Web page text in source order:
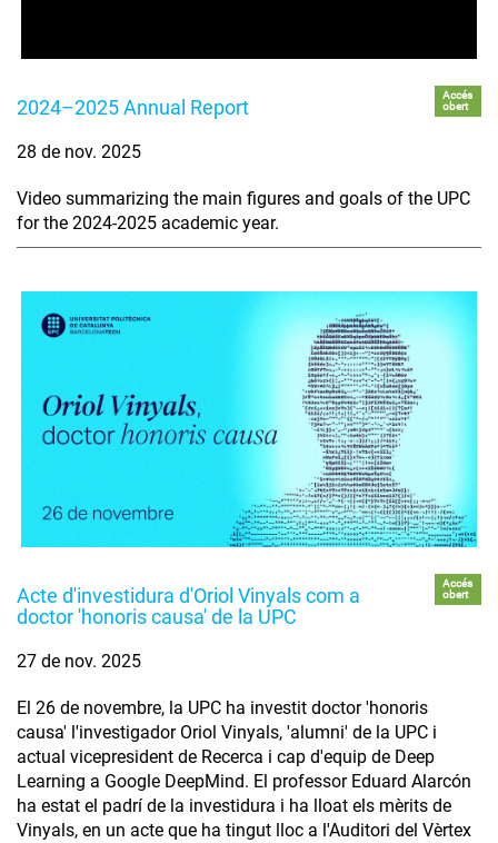
2024–2025 Annual Report
Accés
obert
28 de nov. 2025
Video summarizing the main figures and goals of the UPC
for the 2024-2025 academic year.
Acte d'investidura d'Oriol Vinyals com a
doctor 'honoris causa' de la UPC
Accés
obert
27 de nov. 2025
El 26 de novembre, la UPC ha investit doctor 'honoris
causa' l'investigador Oriol Vinyals, 'alumni' de la UPC i
actual vicepresident de Recerca i cap d'equip de Deep
Learning a Google DeepMind. El professor Eduard Alarcón
ha estat el padrí de la investidura i ha lloat els mèrits de
Vinyals, en un acte que ha tingut lloc a l'Auditori del Vèrtex